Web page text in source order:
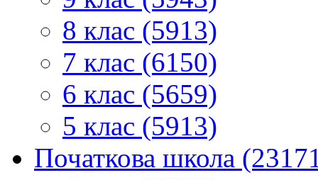
8 клас (5913)
7 клас (6150)
6 клас (5659)
5 клас (5913)
Початкова школа